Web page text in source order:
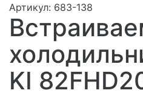
Артикул: 683-138
KI